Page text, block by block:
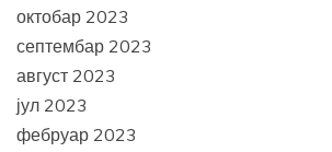
октобар 2023
септембар 2023
август 2023
јул 2023
фебруар 2023